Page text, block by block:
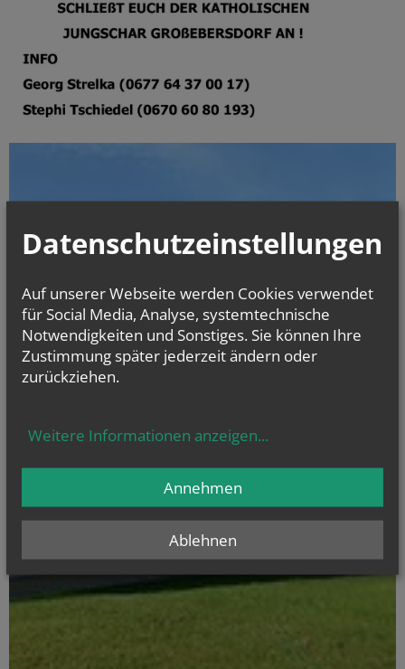
Datenschutzeinstellungen
Auf unserer Webseite werden Cookies verwendet
für Social Media, Analyse, systemtechnische
Notwendigkeiten und Sonstiges. Sie können Ihre
Zustimmung später jederzeit ändern oder
zurückziehen.
Weitere Informationen anzeigen...
Ablehnen
Annehmen